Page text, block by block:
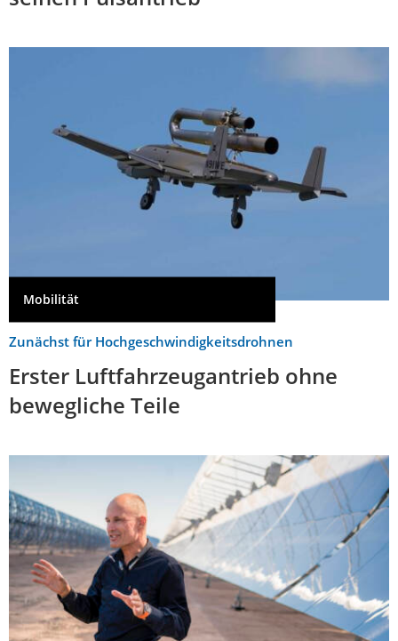
Mobilität
Zunächst für Hochgeschwindigkeitsdrohnen
Erster Luftfahrzeugantrieb ohne
bewegliche Teile